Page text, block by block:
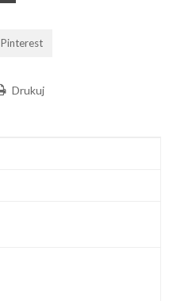
Pinterest
Drukuj